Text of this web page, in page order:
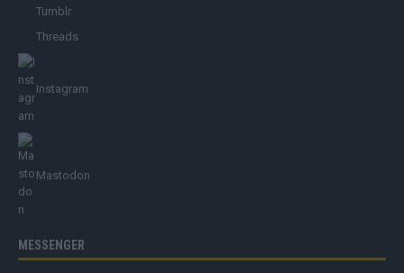
Tumblr
Threads
Instagram
Mastodon
MESSENGER